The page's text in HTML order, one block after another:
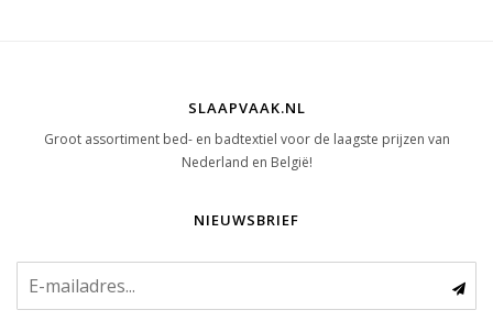
SLAAPVAAK.NL
Groot assortiment bed- en badtextiel voor de laagste prijzen van
Nederland en België!
NIEUWSBRIEF